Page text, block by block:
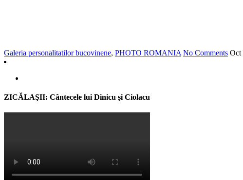
Galeria personalitatilor bucovinene, PHOTO ROMANIA No Comments Oct
ZICĂLAŞII: Cântecele lui Dinicu şi Ciolacu